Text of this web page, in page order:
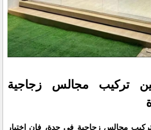
تركيب مجالس زجاجية
مجالس زجاجية في جدة، فإن اختيار